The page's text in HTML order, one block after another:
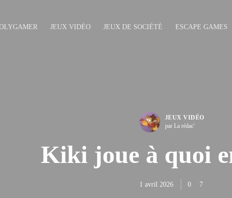
JEUX VIDÉO JEUX DE SOCIÉTÉ ESCAPE GAMES
JEUX VIDÉO
par La rédac'
Kiki joue à quoi
1 avril 2026 0 7